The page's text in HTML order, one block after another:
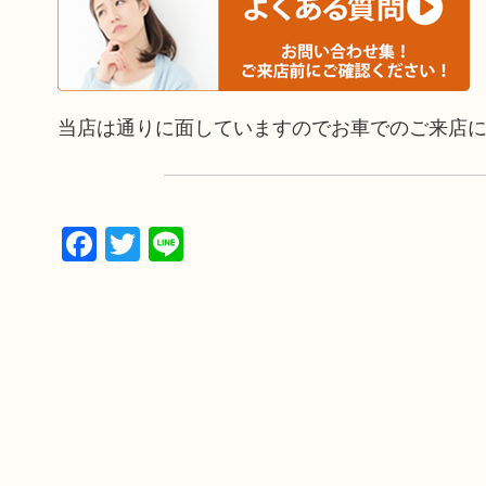
当店は通りに面していますのでお車でのご来店
Facebook
Twitter
Line